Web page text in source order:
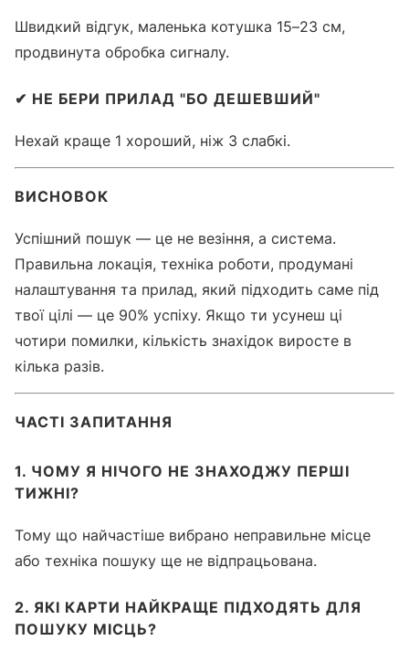
Швидкий відгук, маленька котушка 15–23 см,
продвинута обробка сигналу.
✔ НЕ БЕРИ ПРИЛАД "БО ДЕШЕВШИЙ"
Нехай краще 1 хороший, ніж 3 слабкі.
ВИСНОВОК
Успішний пошук — це не везіння, а система.
Правильна локація, техніка роботи, продумані
налаштування та прилад, який підходить саме під
твої цілі — це 90% успіху. Якщо ти усунеш ці
чотири помилки, кількість знахідок виросте в
кілька разів.
ЧАСТІ ЗАПИТАННЯ
1. ЧОМУ Я НІЧОГО НЕ ЗНАХОДЖУ ПЕРШІ
ТИЖНІ?
Тому що найчастіше вибрано неправильне місце
або техніка пошуку ще не відпрацьована.
2. ЯКІ КАРТИ НАЙКРАЩЕ ПІДХОДЯТЬ ДЛЯ
ПОШУКУ МІСЦЬ?